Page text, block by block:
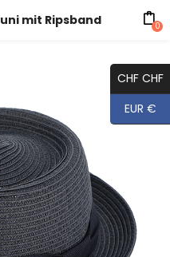
mit Ripsband 0
CHF CHF
EUR €